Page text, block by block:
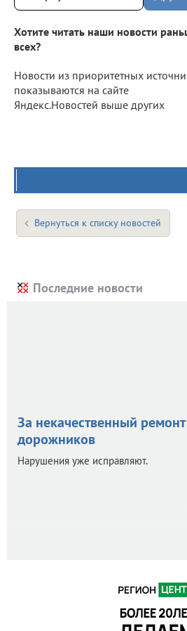
Хотите читать наши новости
всех?
Новости из приоритетных
показываются на сайте
Яндекс.Новостей выше других
Вернуться к списку новостей
Последние новости
За некачественный
дорожников
Нарушения уже исправляют.